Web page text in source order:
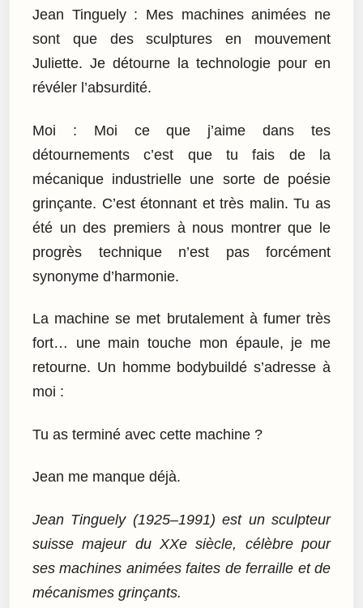
Jean Tinguely : Mes machines animées ne
sont que des sculptures en mouvement
Juliette. Je détourne la technologie pour en
révéler l’absurdité.
Moi : Moi ce que j’aime dans tes
détournements c’est que tu fais de la
mécanique industrielle une sorte de poésie
grinçante. C’est étonnant et très malin. Tu as
été un des premiers à nous montrer que le
progrès technique n’est pas forcément
synonyme d’harmonie.
La machine se met brutalement à fumer très
fort… une main touche mon épaule, je me
retourne. Un homme bodybuildé s’adresse à
moi :
Tu as terminé avec cette machine ?
Jean me manque déjà.
Jean Tinguely (1925–1991) est un sculpteur
suisse majeur du XXe siècle, célèbre pour
ses machines animées faites de ferraille et de
mécanismes grinçants.